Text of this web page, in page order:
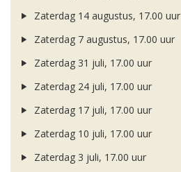
Zaterdag 14 augustus, 17.00 uur
Zaterdag 7 augustus, 17.00 uur
Zaterdag 31 juli, 17.00 uur
Zaterdag 24 juli, 17.00 uur
Zaterdag 17 juli, 17.00 uur
Zaterdag 10 juli, 17.00 uur
Zaterdag 3 juli, 17.00 uur